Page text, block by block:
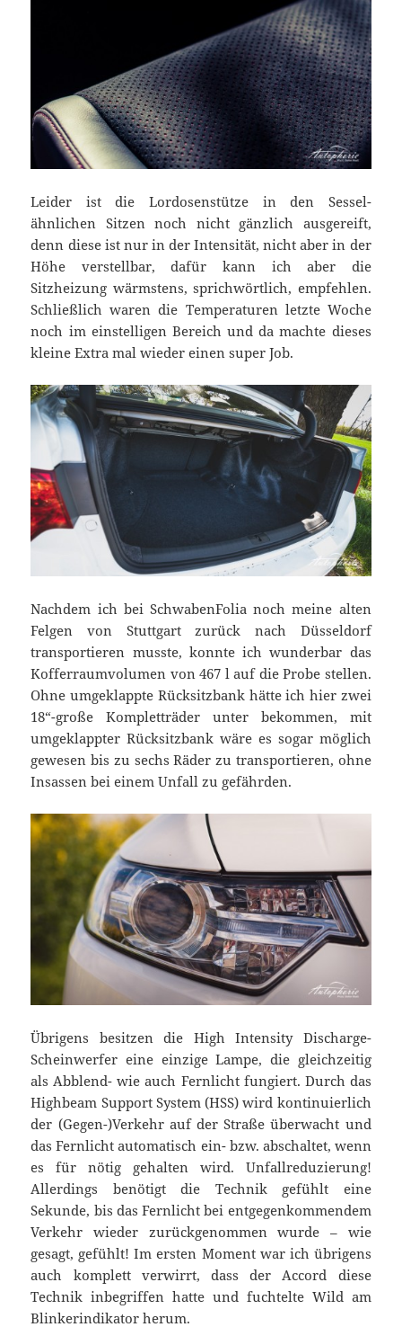
Leider ist die Lordosenstütze in den Sessel-
ähnlichen Sitzen noch nicht gänzlich ausgereift,
denn diese ist nur in der Intensität, nicht aber in der
Höhe verstellbar, dafür kann ich aber die
Sitzheizung wärmstens, sprichwörtlich, empfehlen.
Schließlich waren die Temperaturen letzte Woche
noch im einstelligen Bereich und da machte dieses
kleine Extra mal wieder einen super Job.
Nachdem ich bei SchwabenFolia noch meine alten
Felgen von Stuttgart zurück nach Düsseldorf
transportieren musste, konnte ich wunderbar das
Kofferraumvolumen von 467 l auf die Probe stellen.
Ohne umgeklappte Rücksitzbank hätte ich hier zwei
18“-große Kompletträder unter bekommen, mit
umgeklappter Rücksitzbank wäre es sogar möglich
gewesen bis zu sechs Räder zu transportieren, ohne
Insassen bei einem Unfall zu gefährden.
Übrigens besitzen die High Intensity Discharge-
Scheinwerfer eine einzige Lampe, die gleichzeitig
als Abblend- wie auch Fernlicht fungiert. Durch das
Highbeam Support System (HSS) wird kontinuierlich
der (Gegen-)Verkehr auf der Straße überwacht und
das Fernlicht automatisch ein- bzw. abschaltet, wenn
es für nötig gehalten wird. Unfallreduzierung!
Allerdings benötigt die Technik gefühlt eine
Sekunde, bis das Fernlicht bei entgegenkommendem
Verkehr wieder zurückgenommen wurde – wie
gesagt, gefühlt! Im ersten Moment war ich übrigens
auch komplett verwirrt, dass der Accord diese
Technik inbegriffen hatte und fuchtelte Wild am
Blinkerindikator herum.